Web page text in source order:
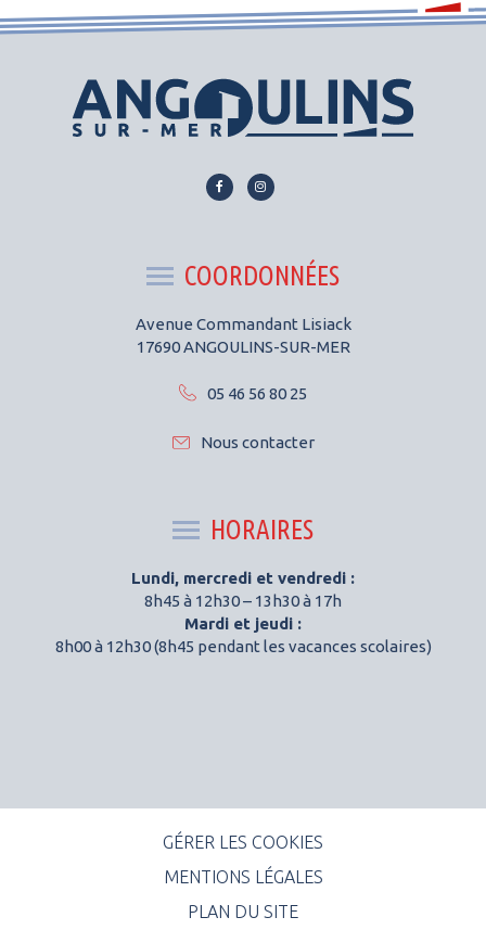
Lien
Facebook
Lien
Instagram
COORDONNÉES
Avenue Commandant Lisiack
17690 ANGOULINS-SUR-MER
05 46 56 80 25
Nous contacter
HORAIRES
Lundi, mercredi et vendredi :
8h45 à 12h30 – 13h30 à 17h
Mardi et jeudi :
8h00 à 12h30 (8h45 pendant les vacances scolaires)
GÉRER LES COOKIES
MENTIONS LÉGALES
PLAN DU SITE